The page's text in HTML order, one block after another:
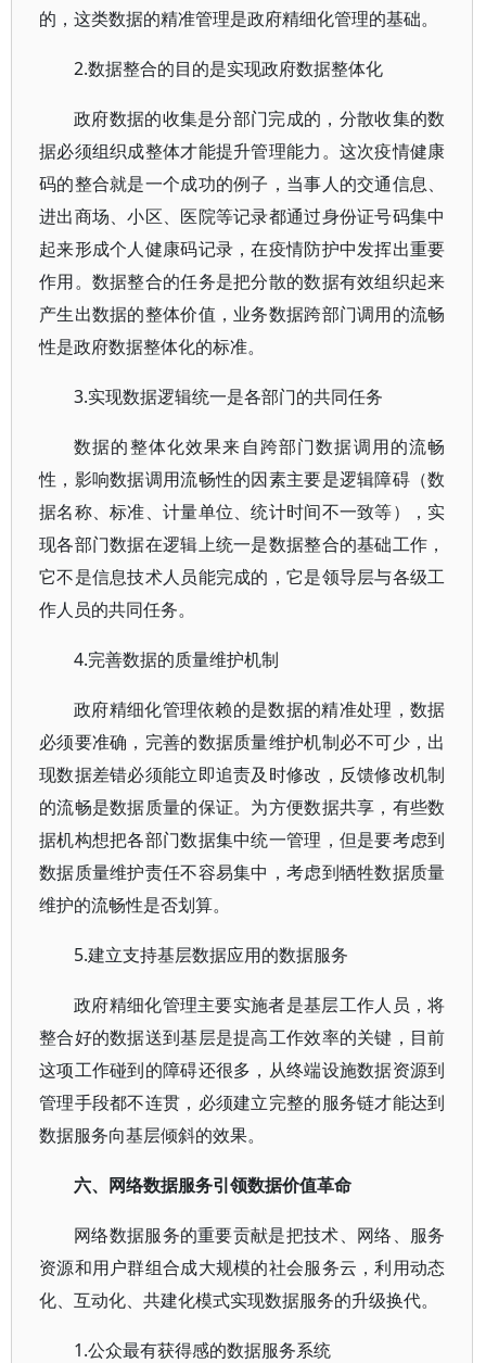
的，这类数据的精准管理是政府精细化管理的基础。
2.数据整合的目的是实现政府数据整体化
政府数据的收集是分部门完成的，分散收集的数
据必须组织成整体才能提升管理能力。这次疫情健康
码的整合就是一个成功的例子，当事人的交通信息、
进出商场、小区、医院等记录都通过身份证号码集中
起来形成个人健康码记录，在疫情防护中发挥出重要
作用。数据整合的任务是把分散的数据有效组织起来
产生出数据的整体价值，业务数据跨部门调用的流畅
性是政府数据整体化的标准。
3.实现数据逻辑统一是各部门的共同任务
数据的整体化效果来自跨部门数据调用的流畅
性，影响数据调用流畅性的因素主要是逻辑障碍（数
据名称、标准、计量单位、统计时间不一致等），实
现各部门数据在逻辑上统一是数据整合的基础工作，
它不是信息技术人员能完成的，它是领导层与各级工
作人员的共同任务。
4.完善数据的质量维护机制
政府精细化管理依赖的是数据的精准处理，数据
必须要准确，完善的数据质量维护机制必不可少，出
现数据差错必须能立即追责及时修改，反馈修改机制
的流畅是数据质量的保证。为方便数据共享，有些数
据机构想把各部门数据集中统一管理，但是要考虑到
数据质量维护责任不容易集中，考虑到牺牲数据质量
维护的流畅性是否划算。
5.建立支持基层数据应用的数据服务
政府精细化管理主要实施者是基层工作人员，将
整合好的数据送到基层是提高工作效率的关键，目前
这项工作碰到的障碍还很多，从终端设施数据资源到
管理手段都不连贯，必须建立完整的服务链才能达到
数据服务向基层倾斜的效果。
六、网络数据服务引领数据价值革命
网络数据服务的重要贡献是把技术、网络、服务
资源和用户群组合成大规模的社会服务云，利用动态
化、互动化、共建化模式实现数据服务的升级换代。
1.公众最有获得感的数据服务系统